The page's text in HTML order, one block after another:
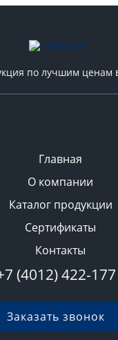
по лучшим ценам
Главная
О компании
Каталог продукции
Сертификаты
Контакты
(4012) 422-177
Заказать звонок